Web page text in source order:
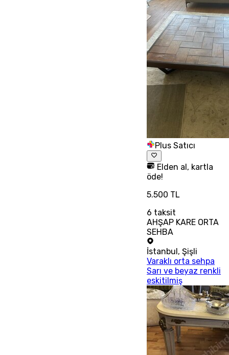
Plus Satıcı
Elden al, kartla
öde!
5.500 TL
6 taksit
AHŞAP KARE ORTA
SEHBA
İstanbul ,Şişli
Varaklı orta sehpa
Sarı ve beyaz renkli
eskitilmiş